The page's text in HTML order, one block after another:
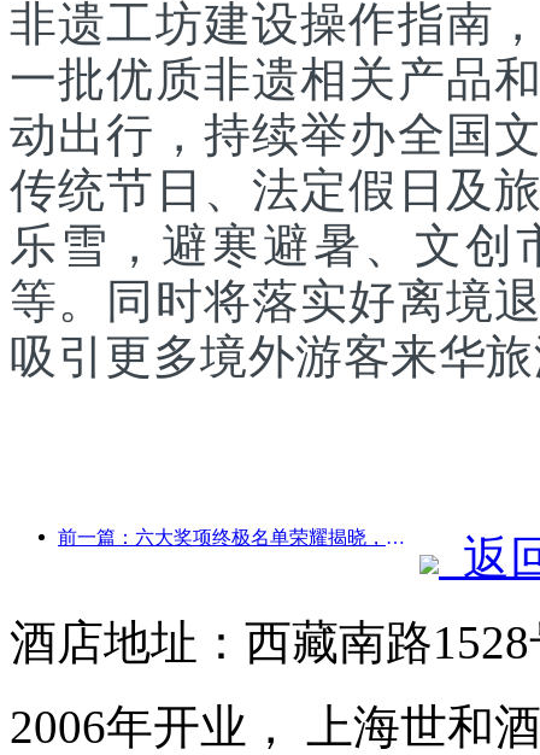
非遗工坊建设操作指南
一批优质非遗相关产品
动出行，持续举办全国
传统节日、法定假日及
乐雪，避寒避暑、文创
等。同时将落实好离境
吸引更多境外游客来华
前一篇：六大奖项终极名单荣耀揭晓，百余酒店及企业斩获年度奖项！
返
酒店地址：西藏南路
2006年开业， 上海世